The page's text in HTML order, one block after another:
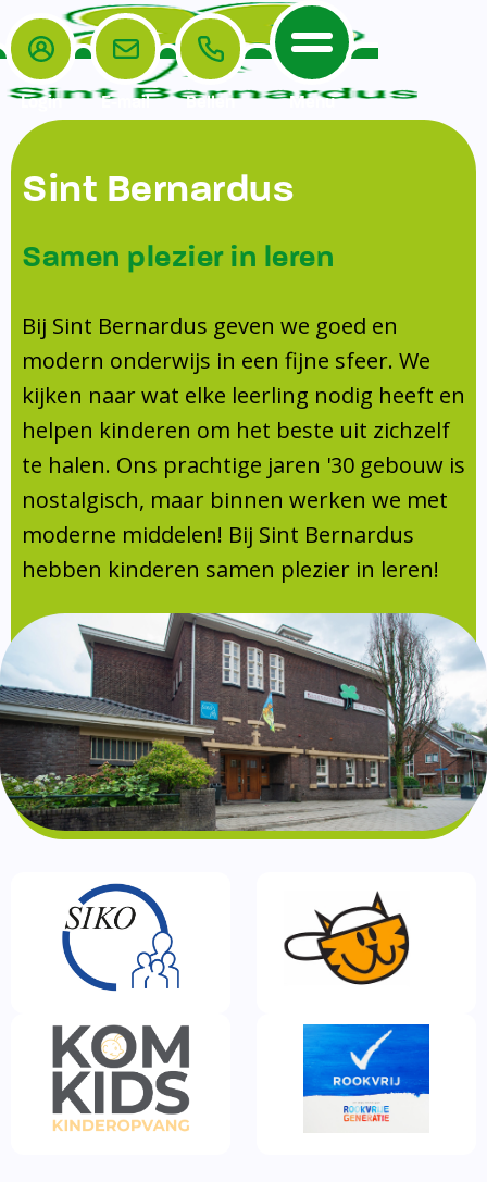
Home
De School
Veiligheidsplan
Onderwijs
Leerlingenraad
Leerlingenzorg
Doorstroomtoets
Jeugdprofessional op school
Centrum Jeugd en Gezin
Schoollogopedie
schoolondersteuningsprofiel
Schooltijden
Absentie
Vakanties
Aanmelden
Schoolgids
Gezonde school
Kinderopvang
BSO
Routebeschrijving
Privacy
Het Team
Ouders
Ouders
Tussenschoolse opvang
Activiteitencommissie (AC)
Medezeggenschapsraad (MR)
Formulieren
Klachtenregeling
Contact
Login E-mail Bellen Menu
Sint Bernardus
Samen plezier in leren
Bij Sint Bernardus geven we goed en
modern onderwijs in een fijne sfeer. We
kijken naar wat elke leerling nodig heeft en
helpen kinderen om het beste uit zichzelf
te halen. Ons prachtige jaren '30 gebouw is
nostalgisch, maar binnen werken we met
moderne middelen! Bij Sint Bernardus
hebben kinderen samen plezier in leren!